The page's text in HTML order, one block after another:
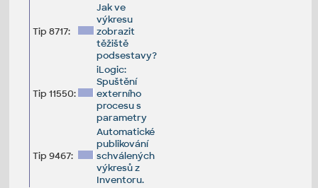
Tip 8717:
Jak ve
výkresu
zobrazit
těžiště
podsestavy?
Tip 11550:
iLogic:
Spuštění
externího
procesu s
parametry
Tip 9467:
Automatické
publikování
schválených
výkresů z
Inventoru.